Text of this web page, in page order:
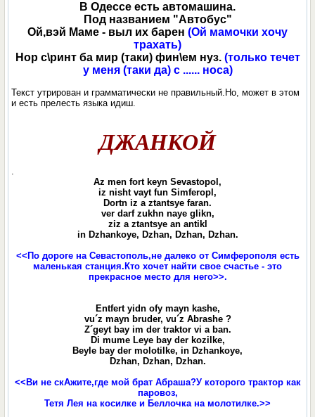
В Одессе есть автомашина.
Под названием "Автобус"
Ой,вэй Маме - выл их барен (Ой мамочки хочу
трахать)
Нор с\ринт ба мир (таки) фин\ем нуз. (только течет
у меня (таки да) с ...... носа)
Текст утрирован и грамматически не правильный.Но, может в этом
и есть прелесть языка идиш.
ДЖАНКОЙ
.
Az men fort keyn Sevastopol,
iz nisht vayt fun Simferopl,
Dortn iz a ztantsye faran.
ver darf zukhn naye glikn,
ziz a ztantsye an antikl
in Dzhankoye, Dzhan, Dzhan, Dzhan.
<<По дороге на Севастополь,не далеко от Симферополя есть
маленькая станция.Кто хочет найти свое счастье - это
прекрасное место для него>>.
Entfert yidn ofy mayn kashe,
vu´z mayn bruder, vu´z Abrashe ?
Z´geyt bay im der traktor vi a ban.
Di mume Leye bay der kozilke,
Beyle bay der molotilke, in Dzhankoye,
Dzhan, Dzhan, Dzhan.
<<Ви не скАжите,где мой брат Абраша?У которого трактор как
паровоз,
Тетя Лея на косилке и Беллочка на молотилке.>>